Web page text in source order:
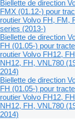
Biellette de direction
FMX (01.12-) pour
routier Volvo FH, FM,
series (2013-)
Biellette de direction
FH (01.05-) pour
routier Volvo FH12,
NH12, FH, VNL780
2014)
Biellette de direction
FH (01.05-) pour
routier Volvo FH12,
NH12, FH, VNL780
2014)